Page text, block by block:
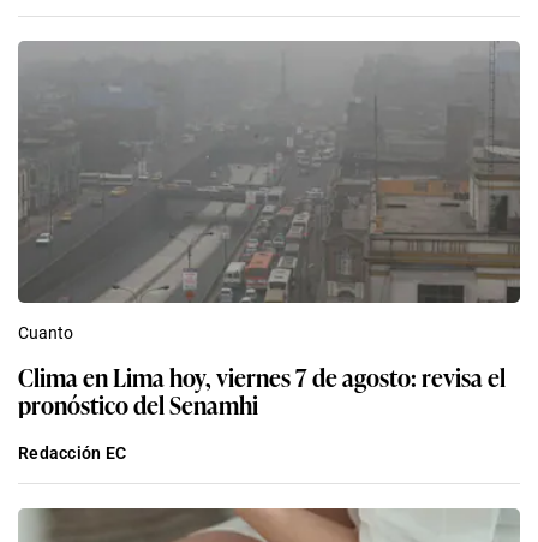
Cuanto
Clima en Lima hoy, viernes 7 de agosto: revisa el
pronóstico del Senamhi
Redacción EC